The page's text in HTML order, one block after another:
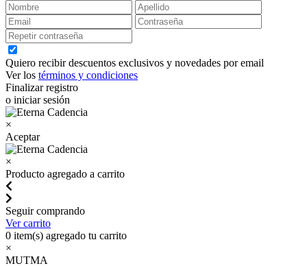
Quiero recibir descuentos exclusivos y novedades por email
Ver los términos y condiciones
Finalizar registro
o iniciar sesión
×
Aceptar
×
Producto agregado a carrito
Seguir comprando
Ver carrito
0 item(s) agregado tu carrito
×
MUTMA